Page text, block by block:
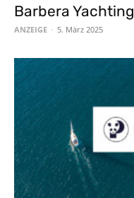
Barbera Yachting
ANZEIGE - 5. März 2025